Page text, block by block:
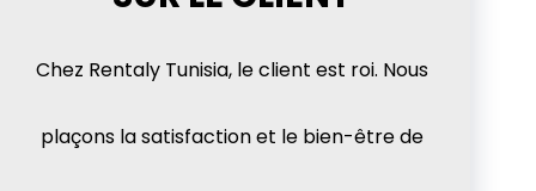
Chez Rentaly Tunisia, le client est roi. Nous
plaçons la satisfaction et le bien-être de